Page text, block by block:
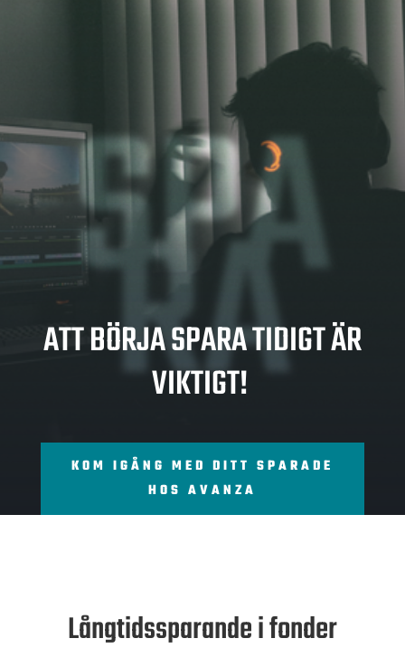
SPA
RA
ATT BÖRJA SPARA TIDIGT ÄR
VIKTIGT!
KOM IGÅNG MED DITT SPARADE
HOS AVANZA
Långtidssparande i fonder